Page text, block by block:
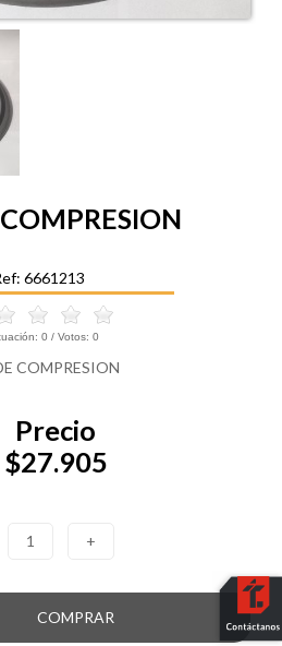
6661213
0 / Votos: 0
COMPRESION
Precio
$27.905
1 +
COMPRAR